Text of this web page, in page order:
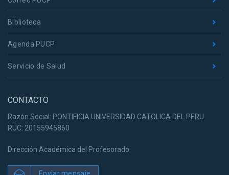
Biblioteca
Agenda PUCP
Servicio de Salud
CONTACTO
Razón Social: PONTIFICIA UNIVERSIDAD CATOLICA DEL PERU
RUC: 20155945860
Dirección Académica del Profesorado
Enviar mensaje